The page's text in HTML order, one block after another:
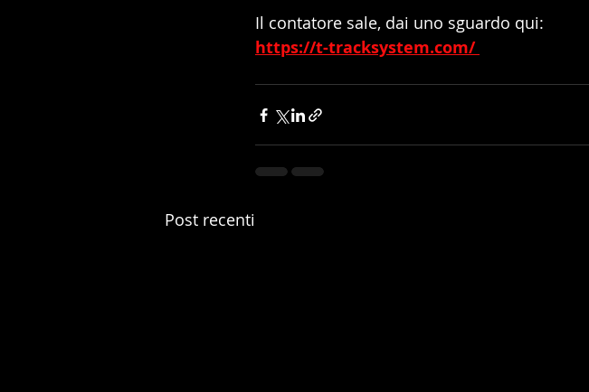
Il contatore sale, dai uno sguardo qui:
https://t-tracksystem.com/
Post recenti